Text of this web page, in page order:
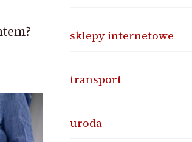
sklepy internetowe
transport
uroda